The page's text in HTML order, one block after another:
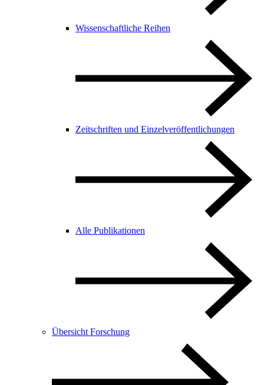
Wissenschaftliche Reihen
Zeitschriften und Einzelveröffentlichungen
Alle Publikationen
Übersicht Forschung